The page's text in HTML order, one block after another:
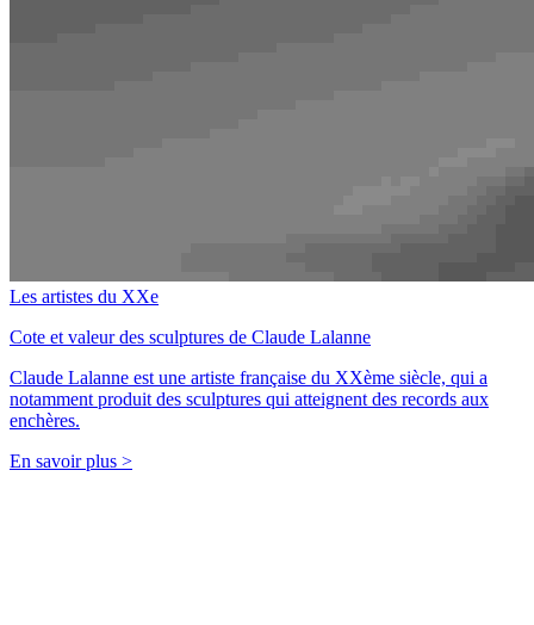
Les artistes du XXe
Cote et valeur des sculptures de Claude Lalanne
Claude Lalanne est une artiste française du XXème siècle, qui a
notamment produit des sculptures qui atteignent des records aux
enchères.
En savoir plus >